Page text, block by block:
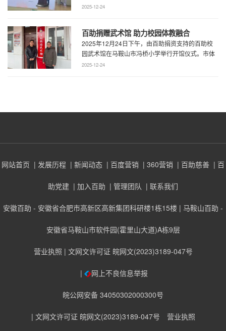
了一场题为《预见趋势，定义未来——为 ...
2025-12-24
百助捐赠武术馆 助力校园体教融合
2025年12月24日下午，由百助捐资支持的百助校
园武术馆在马鞍山市冯桥小学举行开馆仪式。市体
育局王鹏处长、花山区教育局华俊局长、 ...
2025-12-24
网站首页 | 发展历程 | 新闻动态 | 百度营销 | 360营销 | 百助慈善 | 百
助党建 | 加入百助 | 管理团队 | 联系我们
安徽百助 - 安徽省合肥市高新区高新集团科研楼1栋15楼 | 马鞍山百助 -
安徽省马鞍山市软件园(霍里山大道)A栋9层
营业执照 | 文网文许可证 皖网文(2023)3189-047号
| 网上不良信息举报
皖公网安备 34050302000300号
| 文网文许可证 皖网文(2023)3189-047号 营业执照